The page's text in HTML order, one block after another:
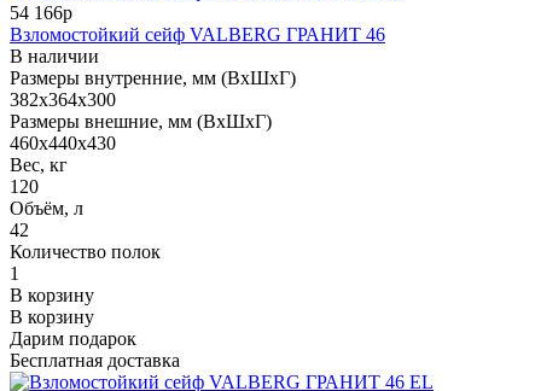
54 166р
Взломостойкий сейф VALBERG ГРАНИТ 46
В наличии
Размеры внутренние, мм (ВхШхГ)
382x364x300
Размеры внешние, мм (ВхШхГ)
460x440x430
Вес, кг
120
Объём, л
42
Количество полок
1
В корзину
В корзину
Дарим подарок
Бесплатная доставка